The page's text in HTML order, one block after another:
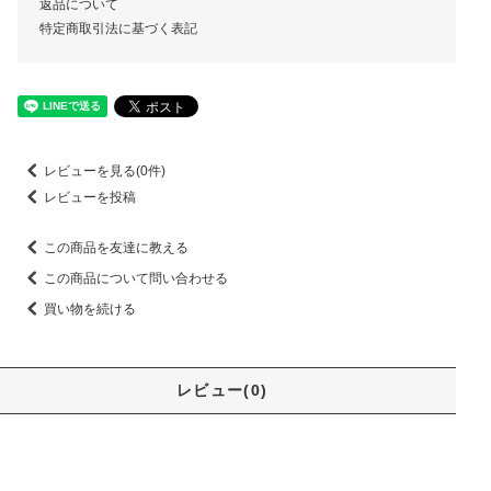
返品について
特定商取引法に基づく表記
レビューを見る(0件)
レビューを投稿
この商品を友達に教える
この商品について問い合わせる
買い物を続ける
レビュー(0)